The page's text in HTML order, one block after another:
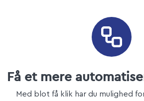
Få et mere
Med blot få klik har du mulighed